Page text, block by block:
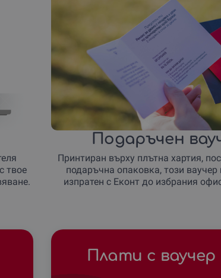
твое
Подаръчен
Принтиран върху плътна хартия,
подаръчна опаковка, този
изпратен с Еконт до избрания
Плати с ваучер